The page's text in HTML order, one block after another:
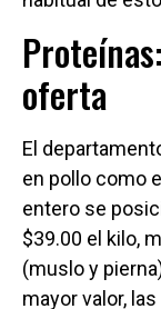
oferta
El
en pollo como
entero se
$39.00 el kilo,
(muslo y
mayor valor,